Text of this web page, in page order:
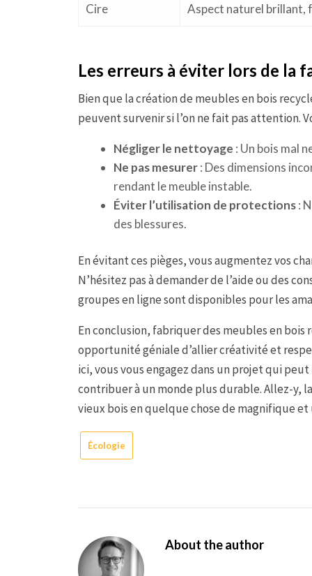
Cire Aspect naturel brillant,
Les erreurs à éviter lors de la
Bien que la création de meubles en bois
peuvent survenir si l’on ne fait pas attention.
Négliger le nettoyage : Un bois mal
Ne pas mesurer: Des dimensions
rendant le meuble instable.
Éviter l’utilisation de protections:
des blessures.
En évitant ces pièges, vous augmentez vos
N’hésitez pas à demander de l’aide ou des
groupes en ligne sont disponibles pour les
En conclusion, fabriquer des meubles en
opportunité géniale d’allier créativité et
ici, vous vous engagez dans un projet qui
contribuer à un monde plus durable. Allez-y,
vieux bois en quelque chose de magnifique
Écologie
About the author